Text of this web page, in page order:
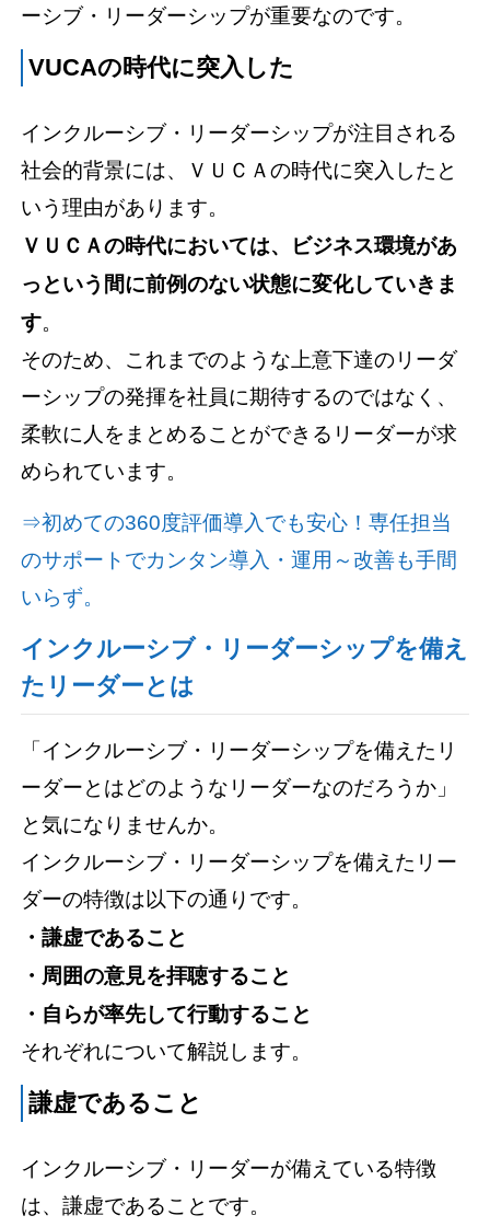
ーシブ・リーダーシップが重要なのです。
VUCAの時代に突入した
インクルーシブ・リーダーシップが注目される
社会的背景には、ＶＵＣＡの時代に突入したと
いう理由があります。
ＶＵＣＡの時代においては、ビジネス環境があ
っという間に前例のない状態に変化していきま
す。
そのため、これまでのような上意下達のリーダ
ーシップの発揮を社員に期待するのではなく、
柔軟に人をまとめることができるリーダーが求
められています。
⇒初めての360度評価導入でも安心！専任担当
のサポートでカンタン導入・運用～改善も手間
いらず。
インクルーシブ・リーダーシップを備え
たリーダーとは
「インクルーシブ・リーダーシップを備えたリ
ーダーとはどのようなリーダーなのだろうか」
と気になりませんか。
インクルーシブ・リーダーシップを備えたリー
ダーの特徴は以下の通りです。
・謙虚であること
・周囲の意見を拝聴すること
・自らが率先して行動すること
それぞれについて解説します。
謙虚であること
インクルーシブ・リーダーが備えている特徴
は、謙虚であることです。